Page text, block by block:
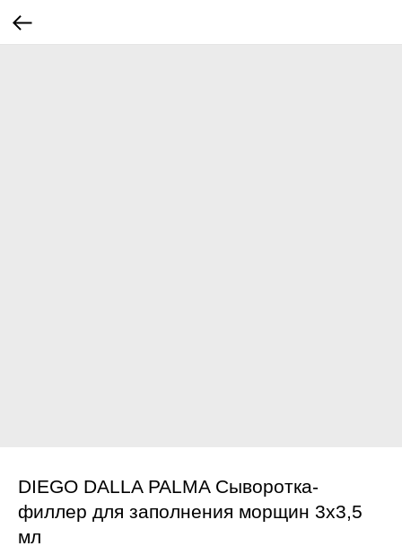
DIEGO DALLA PALMA Сыворотка-
филлер для заполнения морщин 3x3,5
мл